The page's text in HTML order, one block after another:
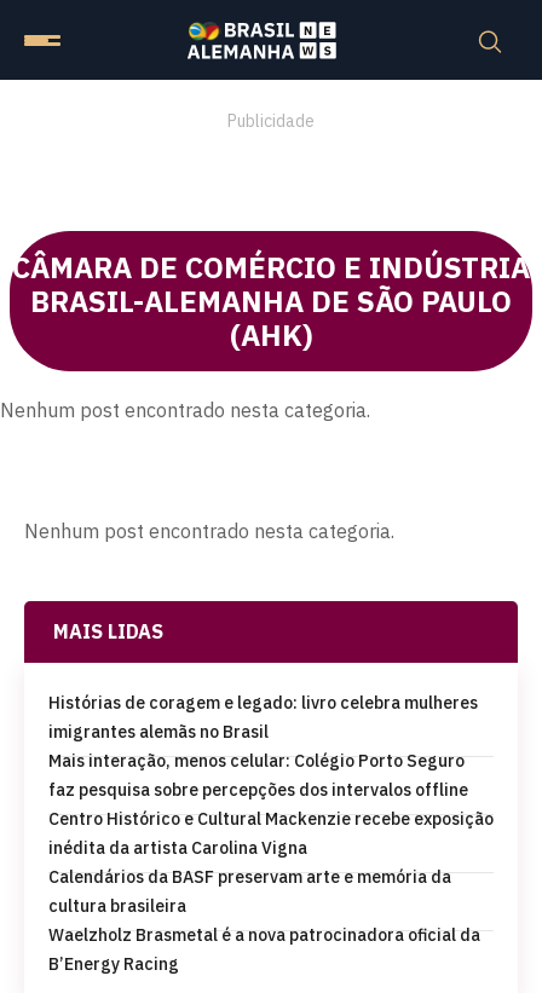
Publicidade
CÂMARA DE COMÉRCIO E INDÚSTRIA
BRASIL-ALEMANHA DE SÃO PAULO
(AHK)
Nenhum post encontrado nesta categoria.
Nenhum post encontrado nesta categoria.
MAIS LIDAS
Histórias de coragem e legado: livro celebra mulheres
imigrantes alemãs no Brasil
Mais interação, menos celular: Colégio Porto Seguro
faz pesquisa sobre percepções dos intervalos offline
Centro Histórico e Cultural Mackenzie recebe exposição
inédita da artista Carolina Vigna
Calendários da BASF preservam arte e memória da
cultura brasileira
Waelzholz Brasmetal é a nova patrocinadora oficial da
B’Energy Racing